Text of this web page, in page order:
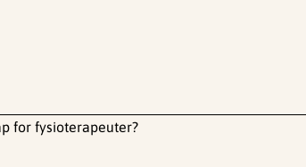
for fysioterapeuter?